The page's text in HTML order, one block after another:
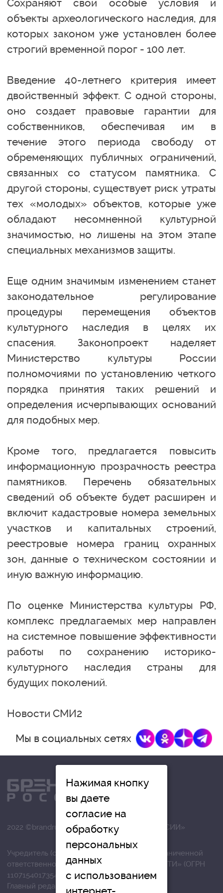
Сохраняют свои особые условия и
объекты археологического наследия, для
которых законом уже установлен более
строгий временной порог - 100 лет.
Введение 40-летнего критерия имеет
двойственный эффект. С одной стороны,
оно создает правовые гарантии для
собственников, обеспечивая им в
течение этого периода свободу от
обременяющих публичных ограничений,
связанных со статусом памятника. С
другой стороны, существует риск утраты
тех «молодых» объектов, которые уже
обладают несомненной культурной
значимостью, но лишены на этом этапе
специальных механизмов защиты.
Еще одним значимым изменением станет
законодательное регулирование
процедуры перемещения объектов
культурного наследия в целях их
спасения. Законопроект наделяет
Министерство культуры России
полномочиями по установлению четкого
порядка принятия таких решений и
определения исчерпывающих оснований
для подобных мер.
Кроме того, предлагается повысить
информационную прозрачность реестра
памятников. Перечень обязательных
сведений об объекте будет расширен и
включит кадастровые номера земельных
участков и капитальных строений,
реестровые номера границ охранных
зон, данные о техническом состоянии и
иную важную информацию.
По оценке Министерства культуры РФ,
комплекс предлагаемых мер направлен
на системное повышение эффективности
работы по сохранению историко-
культурного наследия страны для
будущих поколений.
Новости СМИ2
Мы в социальных сетях
2022 ©brandrussia.online | СИ «БРЕНДЫ РОССИИ»
Учредитель (соучредители): Общество с ограниченной
ответственностью «РЕГИОНАЛЬНЫЕ НОВОСТИ» (ОГРН
1107154017354)
Главный редактор: Вострикова О.Г.
Нажимая кнопку
вы даете
согласие на
обработку
персональных
данных
с использованием